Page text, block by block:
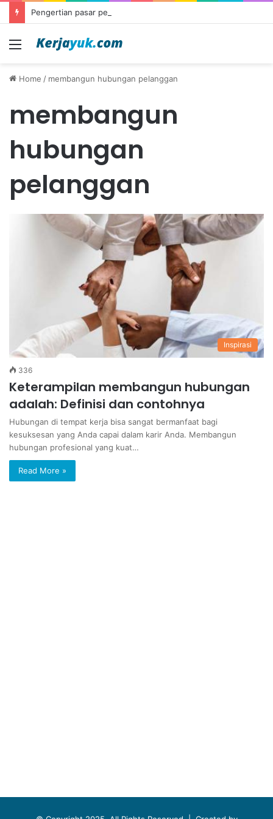
Pengertian pasar persaingan sempurna
Menu
Home / membangun hubungan pelanggan
membangun
hubungan
pelanggan
Inspirasi
336
Keterampilan membangun hubungan
adalah: Definisi dan contohnya
Hubungan di tempat kerja bisa sangat bermanfaat bagi
kesuksesan yang Anda capai dalam karir Anda. Membangun
hubungan profesional yang kuat…
Read More »